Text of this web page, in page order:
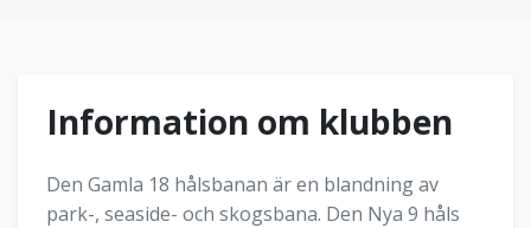
Information om klubben
Den Gamla 18 hålsbanan är en blandning av
park-, seaside- och skogsbana. Den Nya 9 håls